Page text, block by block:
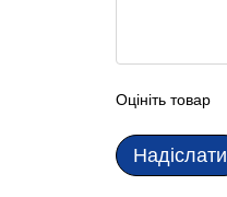
Оцініть товар
Надіслати